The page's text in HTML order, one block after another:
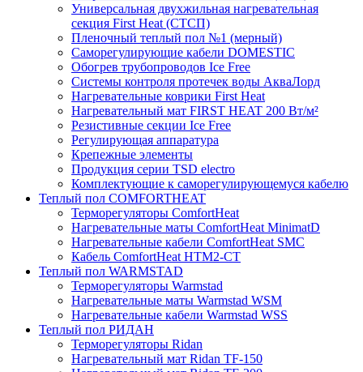
Универсальная двухжильная нагревательная
секция First Heat (СТСП)
Пленочный теплый пол №1 (мерный)
Саморегулирующие кабели DOMESTIC
Обогрев трубопроводов Ice Free
Системы контроля протечек воды АкваЛорд
Нагревательные коврики First Heat
Нагревательный мат FIRST HEAT 200 Вт/м²
Резистивные секции Ice Free
Регулирующая аппаратура
Крепежные элементы
Продукция серии TSD electro
Комплектующие к саморегулирующемуся кабелю
Теплый пол COMFORTHEAT
Терморегуляторы ComfortHeat
Нагревательные маты ComfortHeat MinimatD
Нагревательные кабели ComfortHeat SMC
Кабель ComfortHeat HTM2-CT
Теплый пол WARMSTAD
Терморегуляторы Warmstad
Нагревательные маты Warmstad WSM
Нагревательные кабели Warmstad WSS
Теплый пол РИДАН
Терморегуляторы Ridan
Нагревательный мат Ridan TF-150